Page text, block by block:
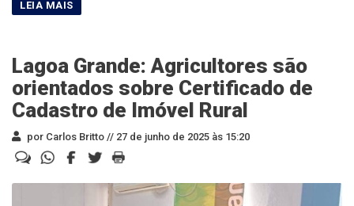
Lagoa Grande: Agricultores são
orientados sobre Certificado de
Cadastro de Imóvel Rural
por Carlos Britto // 27 de junho de 2025 às 15:20